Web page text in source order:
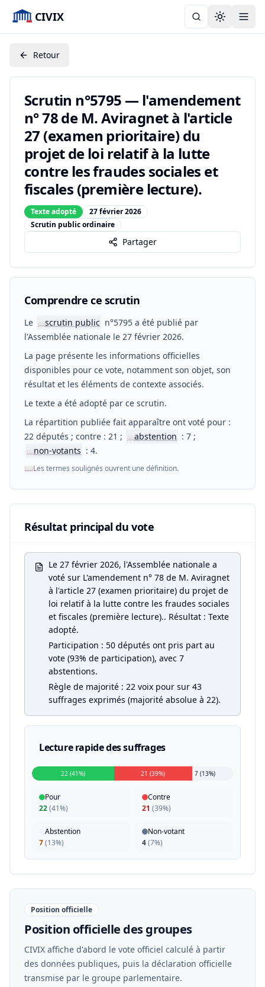
CIVIX Toggle
Retour
Scrutin n°5795 — l'amendement
n° 78 de M. Aviragnet à l'article
27 (examen prioritaire) du
projet de loi relatif à la lutte
contre les fraudes sociales et
fiscales (première lecture).
Texte adopté
27 février 2026
Scrutin public ordinaire
Partager
Comprendre ce scrutin
Le 📖scrutin public n°5795 a été publié par
l'Assemblée nationale le 27 février 2026.
La page présente les informations officielles
disponibles pour ce vote, notamment son objet, son
résultat et les éléments de contexte associés.
Le texte a été adopté par ce scrutin.
La répartition publiée fait apparaître ont voté pour :
22 députés ; contre : 21 ;
📖abstention : 7 ;
📖non-votants : 4.
📖Les termes soulignés ouvrent une définition.
Résultat principal du vote
Le 27 février 2026, l'Assemblée nationale a
voté sur L'amendement n° 78 de M. Aviragnet
à l'article 27 (examen prioritaire) du projet de
loi relatif à la lutte contre les fraudes sociales
et fiscales (première lecture).. Résultat : Texte
adopté.
Participation : 50 députés ont pris part au
vote (93% de participation), avec 7
abstentions.
Règle de majorité : 22 voix pour sur 43
suffrages exprimés (majorité absolue à 22).
Lecture rapide des suffrages
22 (41%) 21 (39%) 7 (13%)
Pour
22(41%)
Contre
21 (39%)
Abstention
7(13%)
Non-votant
4(7%)
Position officielle
Position officielle des groupes
CIVIX affiche d'abord le vote officiel calculé à partir
des données publiques, puis la déclaration officielle
transmise par le groupe parlementaire.